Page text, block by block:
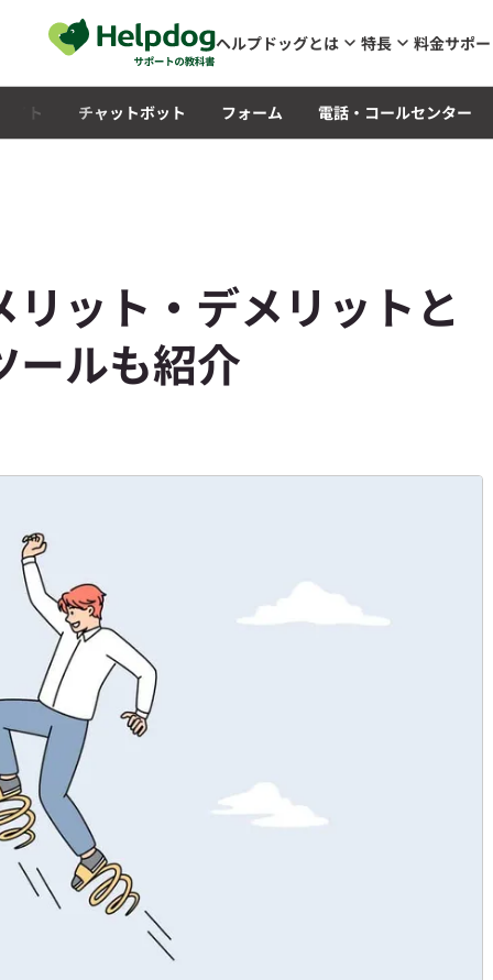
メインコンテンツへスキップ
ヘルプドッグとは 特長 料金サポ
イト チャットボット フォーム 電話・コールセンター
ット・デメリットと
ールも紹介